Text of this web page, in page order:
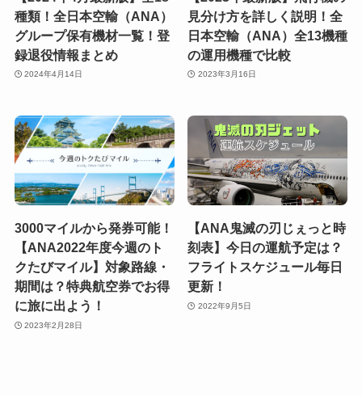
種類！全日本空輸（ANA）
グループ保有機材一覧！登
録退役情報まとめ
2024年4月14日
見分け方を詳しく説明！全
日本空輸（ANA）全13機種
の運用機種で比較
2023年3月16日
3000マイルから発券可能！
【ANA2022年度今週のト
クたびマイル】対象路線・
期間は？特典航空券でお得
に旅に出よう！
2023年2月28日
【ANA鬼滅の刃じぇっと時
刻表】今日の運航予定は？
フライトスケジュール毎日
更新！
2022年9月5日